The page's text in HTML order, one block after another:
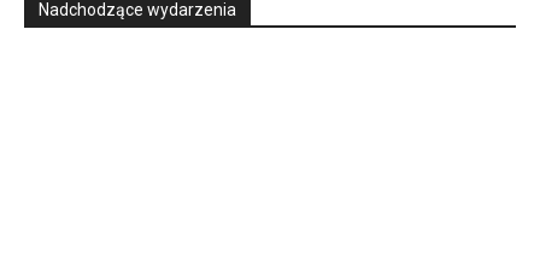
Nadchodzące wydarzenia